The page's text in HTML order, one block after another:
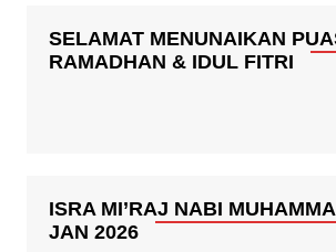
SELAMAT MENUNAIKAN
RAMADHAN & IDUL FITRI
ISRA MI’RAJ NABI
JAN 2026